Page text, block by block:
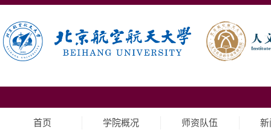
首页 学院概况 师资队伍 新